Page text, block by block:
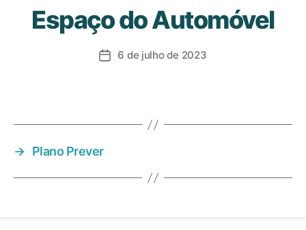
Espaço do Automóvel
6 de julho de 2023
→ Plano Prever